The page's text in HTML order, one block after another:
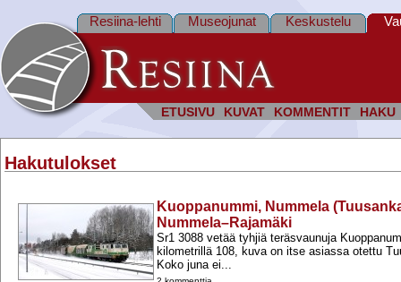
ETUSIVU KUVAT KOMMENTIT HAKU
Resiina-lehti Museojunat Keskustelu
Hakutulokset
Kuoppanummi, Nummela
Nummela–Rajamäki
Sr1 3088 vetää tyhjiä teräsvaunuja
kilometrillä 108, kuva on itse asiassa otettu
Koko juna ei...